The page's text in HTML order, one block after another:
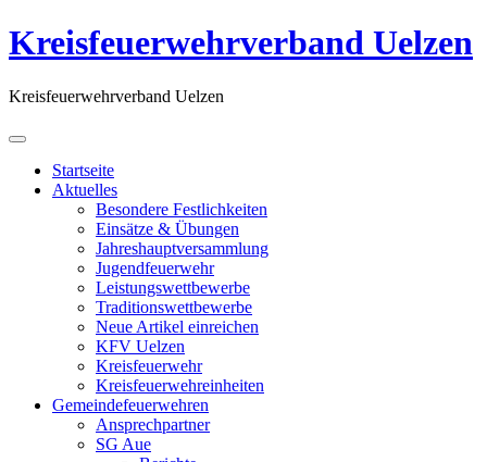
Kreisfeuerwehrverband Uelzen
Kreisfeuerwehrverband Uelzen
Startseite
Aktuelles
Besondere Festlichkeiten
Einsätze & Übungen
Jahreshauptversammlung
Jugendfeuerwehr
Leistungswettbewerbe
Traditionswettbewerbe
Neue Artikel einreichen
KFV Uelzen
Kreisfeuerwehr
Kreisfeuerwehreinheiten
Gemeindefeuerwehren
Ansprechpartner
SG Aue